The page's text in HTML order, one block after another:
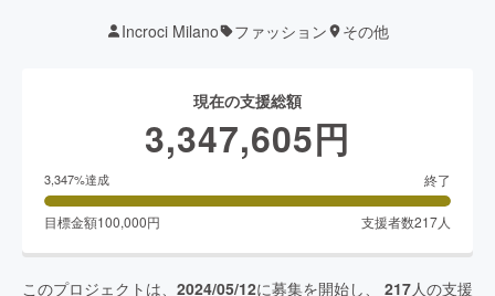
Incroci Milano ファッション その他
現在の支援総額
3,347,605円
3,347%達成 終了
目標金額100,000円 支援者数217人
このプロジェクトは、 2024/05/12に募集を開始し、 217人の支援